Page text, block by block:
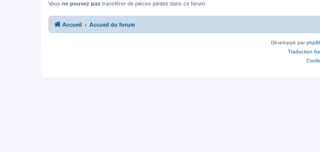
Vous ne pouvez pas transférer de pièces jointes dans ce forum
Accueil Accueil du forum
Développé par
Traduction